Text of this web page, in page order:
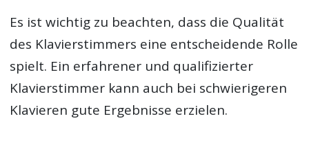
Es ist wichtig zu beachten, dass die Qualität
des Klavierstimmers eine entscheidende Rolle
spielt. Ein erfahrener und qualifizierter
Klavierstimmer kann auch bei schwierigeren
Klavieren gute Ergebnisse erzielen.